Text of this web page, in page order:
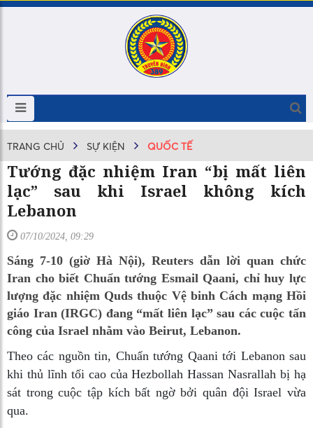
TRANG CHỦ SỰ KIỆN QUỐC TẾ
Tướng đặc nhiệm Iran “bị mất liên
lạc” sau khi Israel không kích
Lebanon
07/10/2024, 09:29
Sáng 7-10 (giờ Hà Nội), Reuters dẫn lời quan chức
Iran cho biết Chuẩn tướng Esmail Qaani, chỉ huy lực
lượng đặc nhiệm Quds thuộc Vệ binh Cách mạng Hồi
giáo Iran (IRGC) đang “mất liên lạc” sau các cuộc tấn
công của Israel nhằm vào Beirut, Lebanon.
Theo các nguồn tin, Chuẩn tướng Qaani tới Lebanon sau
khi thủ lĩnh tối cao của Hezbollah Hassan Nasrallah bị hạ
sát trong cuộc tập kích bất ngờ bởi quân đội Israel vừa
qua.